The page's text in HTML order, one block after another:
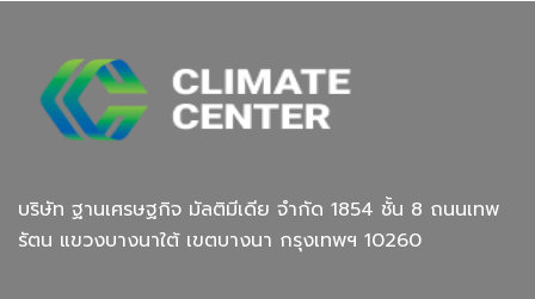
บริษัท ฐานเศรษฐกิจ มัลติมีเดีย จํากัด 1854 ชั้น 8 ถนนเทพ
รัตน แขวงบางนาใต้ เขตบางนา กรุงเทพฯ 10260